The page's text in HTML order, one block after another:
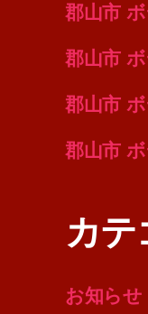
郡山市
郡山市
郡山市
郡山市
カテ
お知らせ